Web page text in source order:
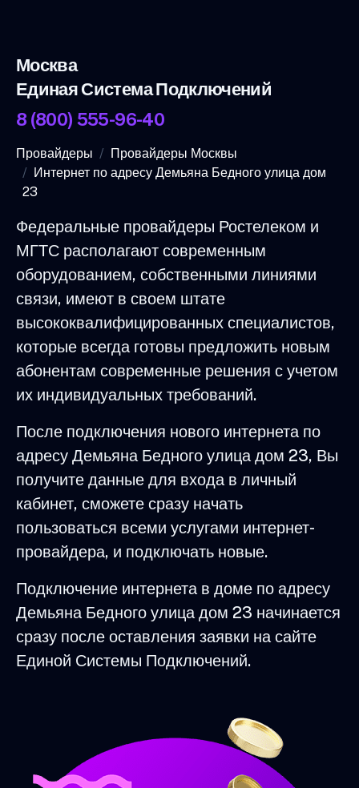
Москва
Единая Система Подключений
8 (800) 555-96-40
Провайдеры
Провайдеры Москвы
Интернет по адресу Демьяна Бедного улица дом
23
Федеральные провайдеры Ростелеком и
МГТС располагают современным
оборудованием, собственными линиями
связи, имеют в своем штате
высококвалифицированных специалистов,
которые всегда готовы предложить новым
абонентам современные решения с учетом
их индивидуальных требований.
После подключения нового интернета по
адресу Демьяна Бедного улица дом 23, Вы
получите данные для входа в личный
кабинет, сможете сразу начать
пользоваться всеми услугами интернет-
провайдера, и подключать новые.
Подключение интернета в доме по адресу
Демьяна Бедного улица дом 23 начинается
сразу после оставления заявки на сайте
Единой Системы Подключений.